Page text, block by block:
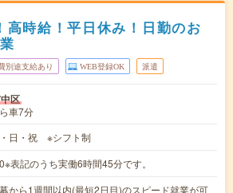
高時給！平日休み！日勤のお
別途支給あり WEB登録OK 派遣
区
車7分
日・祝 ※シフト制
表記のうち実働6時間45分です。
から1週間以内(最短2日目)のスピード就業が可